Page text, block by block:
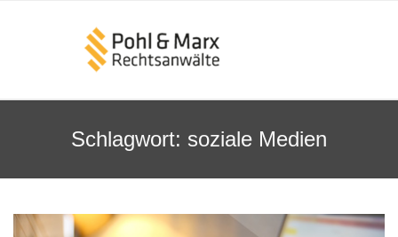
Schlagwort: soziale Medien